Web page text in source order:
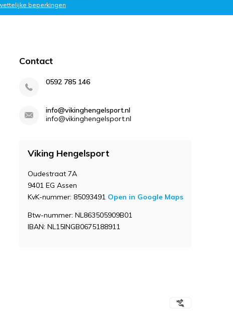
beperkingen
Contact
0592 785 146
info@vikinghengelsport.nl
info@vikinghengelsport.nl
Viking Hengelsport
Oudestraat 7A
9401 EG Assen
KvK-nummer: 85093491 Open in Google Maps
Btw-nummer: NL863505909B01
IBAN: NL15INGB0675188911